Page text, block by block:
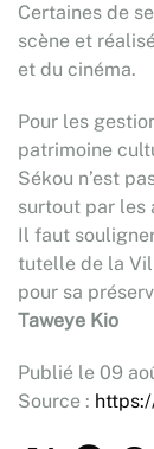
Certaines de
scène et
et du cinéma.
Pour les
patrimoine
Sékou n’est
surtout par les
Il faut
tutelle de la
pour sa
Taweye Kio
Publié le 09
Source :